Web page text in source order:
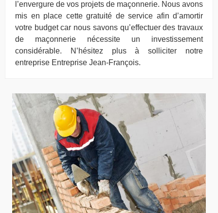
l’envergure de vos projets de maçonnerie. Nous avons
mis en place cette gratuité de service afin d’amortir
votre budget car nous savons qu’effectuer des travaux
de maçonnerie nécessite un investissement
considérable. N’hésitez plus à solliciter notre
entreprise Entreprise Jean-François.